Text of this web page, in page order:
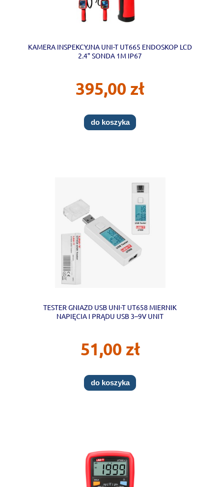
KAMERA INSPEKCYJNA UNI-T UT665 ENDOSKOP LCD
2.4" SONDA 1M IP67
395,00 zł
do koszyka
TESTER GNIAZD USB UNI-T UT658 MIERNIK
NAPIĘCIA I PRĄDU USB 3–9V UNIT
51,00 zł
do koszyka